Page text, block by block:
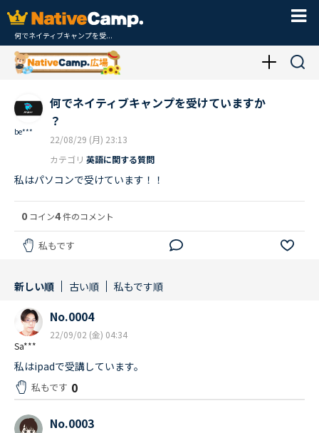
何でネイティブキャンプを受...
be***
何でネイティブキャンプを受けていますか
？
22/08/29 (月) 23:13
カテゴリ 英語に関する質問
私はパソコンで受けています！！
0 コイン4件のコメント
私もです
新しい順 古い順 私もです順
Sa***
No.0004
22/09/02 (金) 04:34
私はipadで受講しています。
私もです 0
No.0003